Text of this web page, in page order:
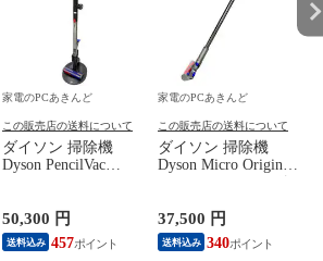
家電のPCあきんど
この販売店の送料について
ダイソン 掃除機
Dyson PencilVac
コードレスクリーナ
ー【送料無料】
50,300 円
送料込み 457
家電のPCあきんど
この販売店の送料について
ダイソン 掃除機
Dyson Micro Origin
ーナー
SV33FFOR【送料無
料】
37,500 円
送料込み 340